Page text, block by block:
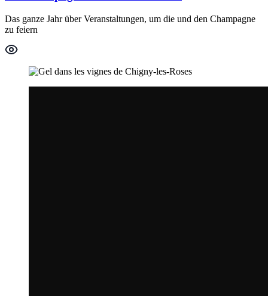
Das ganze Jahr über Veranstaltungen, um die und den Champagne
zu feiern